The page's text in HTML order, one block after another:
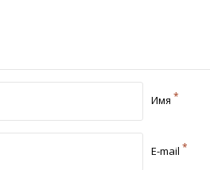
Имя *
E-mail *